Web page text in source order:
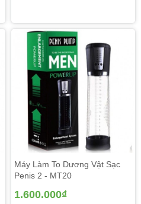
Máy Làm To Dương Vật Sạc
Penis 2 - MT20
1.600.000₫